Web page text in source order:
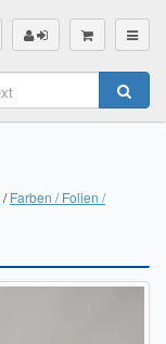
Farben / Folien /